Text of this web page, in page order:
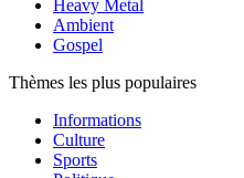
Heavy Metal
Ambient
Gospel
Thèmes les plus populaires
Informations
Culture
Sports